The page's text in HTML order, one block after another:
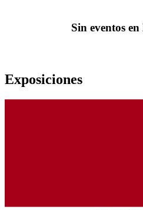
Sin eventos
Exposiciones